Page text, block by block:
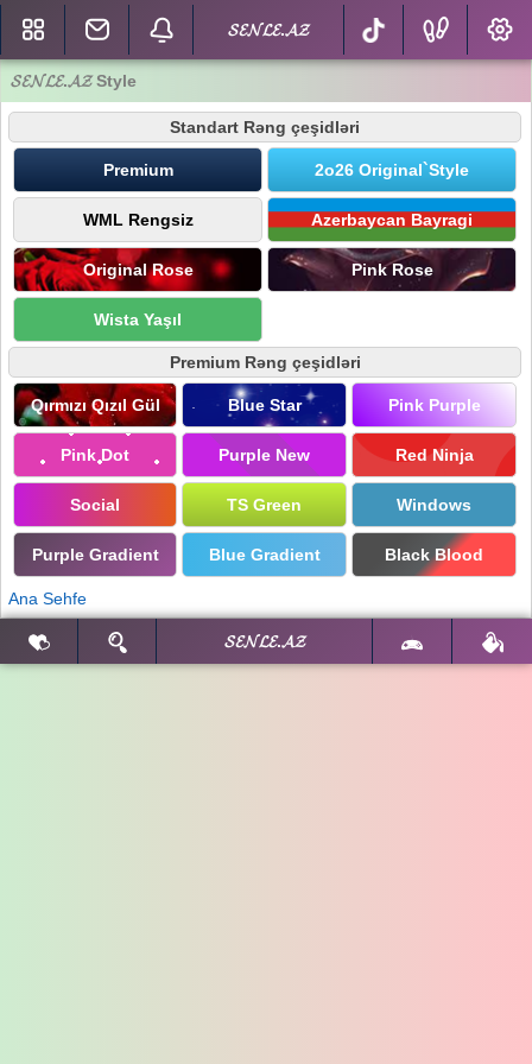
𝓢𝓔𝓝𝓛𝓔.𝓐𝓩
𝓢𝓔𝓝𝓛𝓔.𝓐𝓩 Style
Standart Rəng çeşidləri
Premium 2o26 Original`Style
WML Rengsiz Azerbaycan Bayragi
Original Rose Pink Rose
Wista Yaşıl
Premium Rəng çeşidləri
Qırmızı Qızıl Gül Blue Star Pink Purple
Pink Dot Purple New Red Ninja
Social TS Green Windows
Purple Gradient Blue Gradient Black Blood
Ana Sehfe
𝓢𝓔𝓝𝓛𝓔.𝓐𝓩